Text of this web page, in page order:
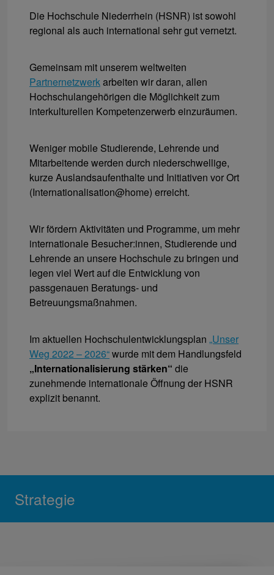
Die Hochschule Niederrhein (HSNR) ist sowohl
regional als auch international sehr gut vernetzt.
Gemeinsam mit unserem weltweiten
Partnernetzwerkarbeiten wir daran, allen
Hochschulangehörigen die Möglichkeit zum
interkulturellen Kompetenzerwerb einzuräumen.
Weniger mobile Studierende, Lehrende und
Mitarbeitende werden durch niederschwellige,
kurze Auslandsaufenthalte und Initiativen vor Ort
(Internationalisation@home) erreicht.
Wir fördern Aktivitäten und Programme, um mehr
internationale Besucher:innen, Studierende und
Lehrende an unsere Hochschule zu bringen und
legen viel Wert auf die Entwicklung von
passgenauen Beratungs- und
Betreuungsmaßnahmen.
Im aktuellen Hochschulentwicklungsplan „Unser
Weg 2022 – 2026“wurde mit dem Handlungsfeld
„Internationalisierung stärken“ die
zunehmende internationale Öffnung der HSNR
explizit benannt.
Strategie